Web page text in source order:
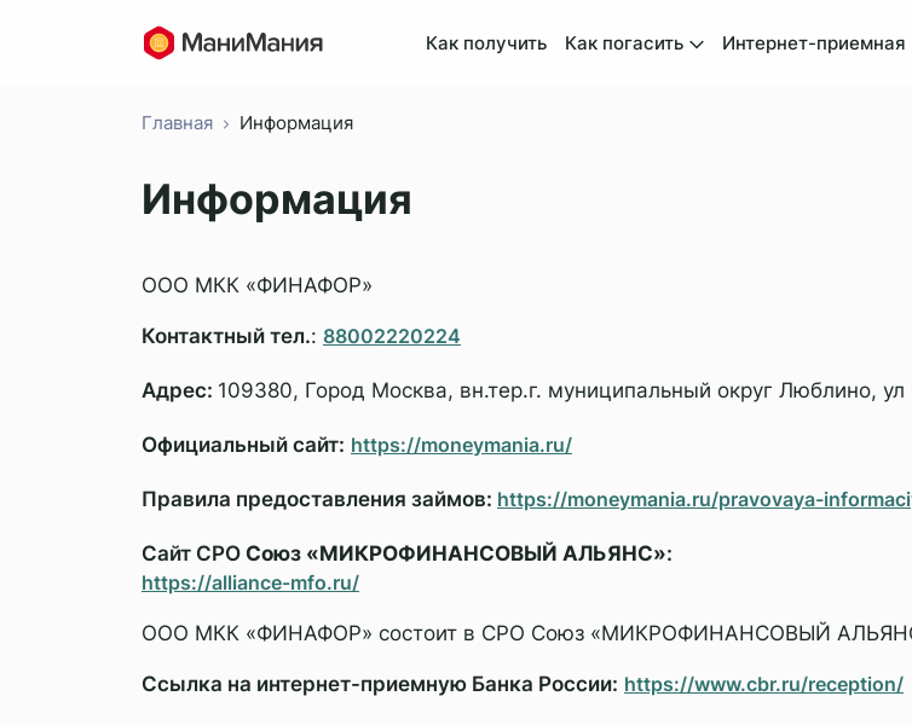
Как получить Как погасить Интернет-приемная
Главная Информация
Информация
ООО МКК «ФИНАФОР»
Контактный тел.: 88002220224
Адрес: 109380, Город Москва, вн.тер.г. муниципальный округ Люблино,
Официальный сайт: https://moneymania.ru/
Правила предоставления займов: https://moneymania.ru/pravovaya-
Сайт СРО Союз «МИКРОФИНАНСОВЫЙ АЛЬЯНС»:
https://alliance-mfo.ru/
ООО МКК «ФИНАФОР» состоит в СРО Союз «МИКРОФИНАНСОВЫЙ
Ссылка на интернет-приемную Банка России: https://www.cbr.ru/reception/